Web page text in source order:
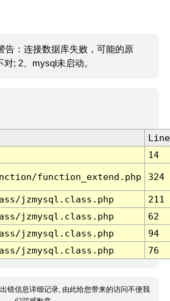
告：连接数据库失败，可能的原
; 2、mysql未启动。
Line
14
function_extend.php 324
jzmysql.class.php
211
jzmysql.class.php
62
jzmysql.class.php
94
jzmysql.class.php 76
错信息详细记录, 由此给您带来的访问不便我